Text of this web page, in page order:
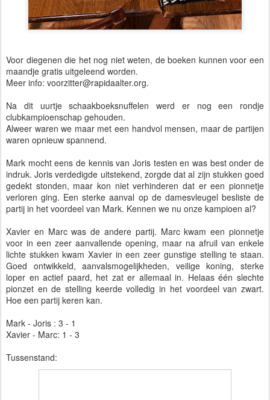
Voor diegenen die het nog niet weten, de boeken kunnen voor een
maandje gratis uitgeleend worden.
Meer info: voorzitter@rapidaalter.org.
Na dit uurtje schaakboeksnuffelen werd er nog een rondje
clubkampioenschap gehouden.
Alweer waren we maar met een handvol mensen, maar de partijen
waren opnieuw spannend.
Mark mocht eens de kennis van Joris testen en was best onder de
indruk. Joris verdedigde uitstekend, zorgde dat al zijn stukken goed
gedekt stonden, maar kon niet verhinderen dat er een pionnetje
verloren ging. Een sterke aanval op de damesvleugel besliste de
partij in het voordeel van Mark. Kennen we nu onze kampioen al?
Xavier en Marc was de andere partij. Marc kwam een pionnetje
voor in een zeer aanvallende opening, maar na afruil van enkele
lichte stukken kwam Xavier in een zeer gunstige stelling te staan.
Goed ontwikkeld, aanvalsmogelijkheden, veilige koning, sterke
loper en actief paard, het zat er allemaal in. Helaas één slechte
pionzet en de stelling keerde volledig in het voordeel van zwart.
Hoe een partij keren kan.
Mark - Joris : 3 - 1
Xavier - Marc: 1 - 3
Tussenstand: